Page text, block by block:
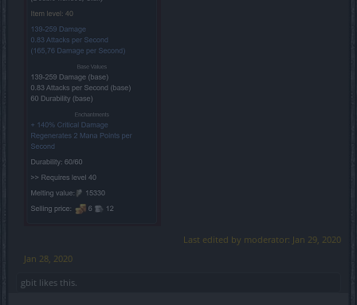
Last edited by moderator: Jan 29, 2020
Jan 28, 2020
gbit likes this.